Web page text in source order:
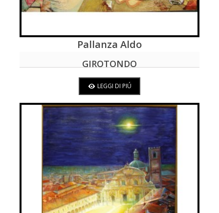
LEGGI DI PIÚ
Pallanza Aldo
GIROTONDO
LEGGI DI PIÚ